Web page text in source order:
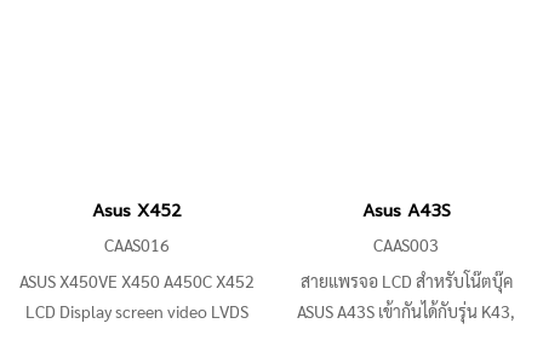
Asus X452
CAAS016
ASUS X450VE X450 A450C X452
LCD Display screen video LVDS
Asus A43S
CAAS003
สายแพรจอ LCD สำหรับโน๊ตบุ๊ค
ASUS A43S เข้ากันได้กับรุ่น K43,